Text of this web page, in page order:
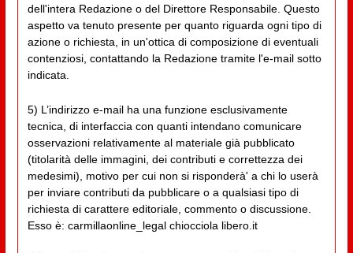
dell'intera Redazione o del Direttore Responsabile. Questo
aspetto va tenuto presente per quanto riguarda ogni tipo di
azione o richiesta, in un'ottica di composizione di eventuali
contenziosi, contattando la Redazione tramite l'e-mail sotto
indicata.
5) L’indirizzo e-mail ha una funzione esclusivamente
tecnica, di interfaccia con quanti intendano comunicare
osservazioni relativamente al materiale già pubblicato
(titolarità delle immagini, dei contributi e correttezza dei
medesimi), motivo per cui non si risponderà' a chi lo userà
per inviare contributi da pubblicare o a qualsiasi tipo di
richiesta di carattere editoriale, commento o discussione.
Esso è: carmillaonline_legal chiocciola libero.it